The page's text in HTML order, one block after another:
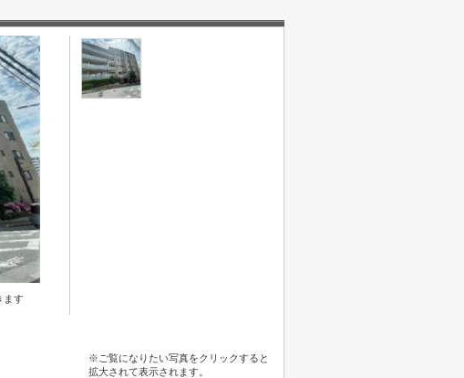
ます
※ご覧になりたい写真をクリックすると
拡大されて表示されます。